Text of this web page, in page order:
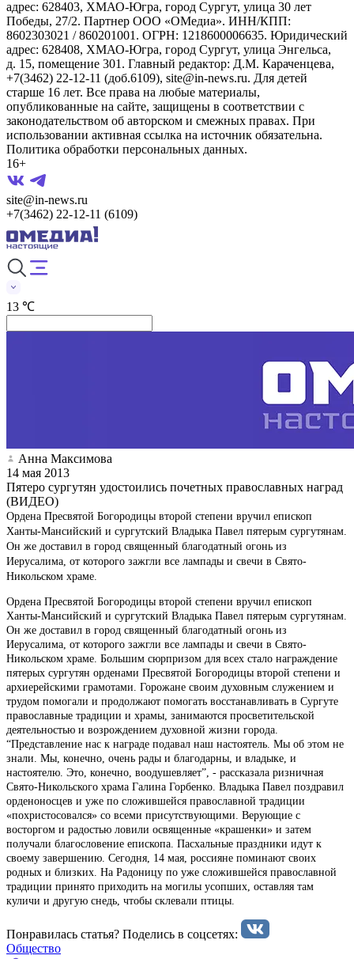
адрес: 628403, ХМАО-Югра, город Сургут, улица 30 лет
Победы, 27/2. Партнер ООО «ОМедиа». ИНН/КПП:
8602303021 / 860201001. ОГРН: 1218600006635. Юридический
адрес: 628408, ХМАО-Югра, город Сургут, улица Энгельса,
д. 15, помещение 301. Главный редактор: Д.М. Караченцева,
+7(3462) 22-12-11 (доб.6109), site@in-news.ru. Для детей
старше 16 лет. Все права на любые материалы,
опубликованные на сайте, защищены в соответствии с
законодательством об авторском и смежных правах. При
использовании активная ссылка на источник обязательна.
Политика обработки персональных данных.
16+
site@in-news.ru
+7(3462) 22-12-11 (6109)
13 ℃
Анна Максимова
14 мая 2013
Пятеро сургутян удостоились почетных православных наград
(ВИДЕО)
Ордена Пресвятой Богородицы второй степени вручил епископ
Ханты-Мансийский и сургутский Владыка Павел пятерым сургутянам.
Он же доставил в город священный благодатный огонь из
Иерусалима, от которого зажгли все лампады и свечи в Свято-
Никольском храме.
Ордена Пресвятой Богородицы второй степени вручил епископ
Ханты-Мансийский и сургутский Владыка Павел пятерым сургутянам.
Он же доставил в город священный благодатный огонь из
Иерусалима, от которого зажгли все лампады и свечи в Свято-
Никольском храме. Большим сюрпризом для всех стало награждение
пятерых сургутян орденами Пресвятой Богородицы второй степени и
архиерейскими грамотами. Горожане своим духовным служением и
трудом помогали и продолжают помогать восстанавливать в Сургуте
православные традиции и храмы, занимаются просветительской
деятельностью и возрождением духовной жизни города.
“Представление нас к награде подавал наш настоятель. Мы об этом не
знали. Мы, конечно, очень рады и благодарны, и владыке, и
настоятелю. Это, конечно, воодушевляет”, - рассказала ризничная
Свято-Никольского храма Галина Горбенко. Владыка Павел поздравил
орденоносцев и уже по сложившейся православной традиции
«похристосовался» со всеми присутствующими. Верующие с
восторгом и радостью ловили освященные «крашенки» и затем
получали благословение епископа. Пасхальные праздники идут к
своему завершению. Сегодня, 14 мая, россияне поминают своих
родных и близких. На Радоницу по уже сложившейся православной
традиции принято приходить на могилы усопших, оставляя там
куличи и другую снедь, чтобы склевали птицы.
Понравилась статья? Поделиcь в соцсетях:
Общество